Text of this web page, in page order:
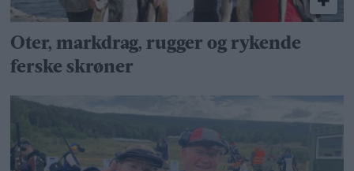
Oter, markdrag, rugger og rykende
ferske skrøner